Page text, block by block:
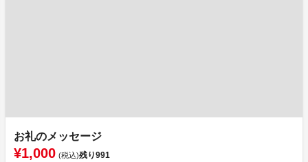
お礼のメッセージ
¥1,000 (税込)残り991